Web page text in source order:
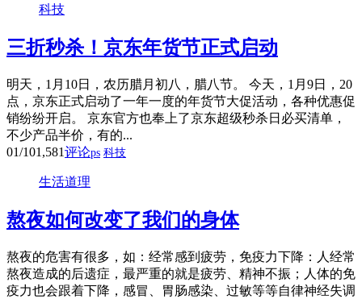
科技
三折秒杀！京东年货节正式启动
明天，1月10日，农历腊月初八，腊八节。 今天，1月9日，20
点，京东正式启动了一年一度的年货节大促活动，各种优惠促
销纷纷开启。 京东官方也奉上了京东超级秒杀日必买清单，
不少产品半价，有的...
01/101,581评论ps 科技
生活道理
熬夜如何改变了我们的身体
熬夜的危害有很多，如：经常感到疲劳，免疫力下降：人经常
熬夜造成的后遗症，最严重的就是疲劳、精神不振；人体的免
疫力也会跟着下降，感冒、胃肠感染、过敏等等自律神经失调